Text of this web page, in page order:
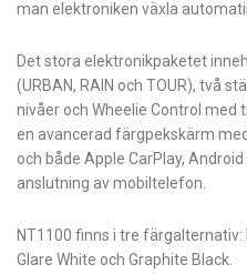
man elektroniken växla
Det stora elektronikpaketet
(URBAN, RAIN och TOUR), två
nivåer och Wheelie Control med
en avancerad färgpekskärm
och både Apple CarPlay,
anslutning av mobiltelefon.
NT1100 finns i tre färgalternativ:
Glare White och Graphite Black.